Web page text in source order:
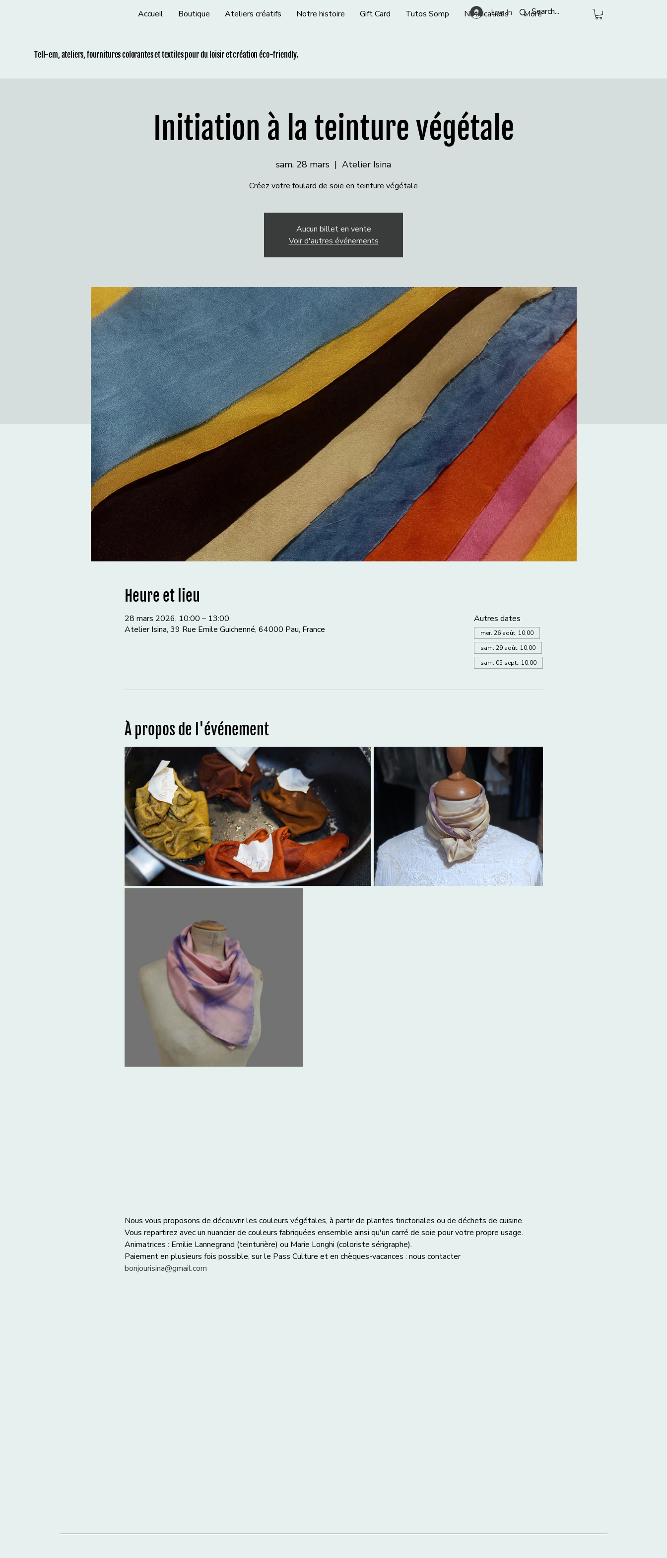
Accueil Boutique Ateliers créatifs Notre histoire Gift Card Tutos Somp Notifications More
Tell-em, ateliers, fournitures colorantes et textiles pour du loisir et création éco-friendly.
Log In
Initiation à la teinture végétale
sam. 28 mars
  |
Atelier Isina
Créez votre foulard de soie en teinture végétale
Aucun billet en vente
Voir d'autres événements
Heure et lieu
28 mars 2026, 10:00 – 13:00
Atelier Isina, 39 Rue Emile Guichenné, 64000 Pau, France
Autres dates
mer. 26 août, 10:00
sam. 29 août, 10:00
sam. 05 sept., 10:00
À propos de l'événement
Nous vous proposons de découvrir les couleurs végétales, à partir de plantes tinctoriales ou de déchets de cuisine.
Vous repartirez avec un nuancier de couleurs fabriquées ensemble ainsi qu'un carré de soie pour votre propre usage.
Animatrices : Emilie Lannegrand (teinturière) ou Marie Longhi (coloriste sérigraphe).
Paiement en plusieurs fois possible, sur le Pass Culture et en chèques-vacances : nous contacter
bonjourisina@gmail.com